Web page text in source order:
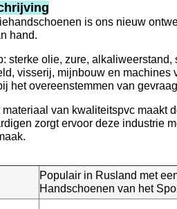
is ons nieuw
hand.
sterke olie, zure,
visserij, mijnbouw en machines
het overeenstemmen van
materiaal van kwaliteitspvc maakt
zorgt ervoor deze industrie
Populair in Rusland met
Handschoenen van het